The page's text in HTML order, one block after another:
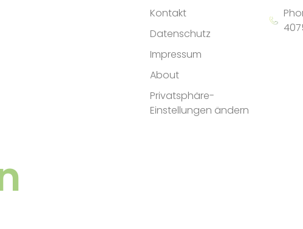
Kontakt
Datenschutz
Impressum
About
Privatsphäre-
Einstellungen ändern